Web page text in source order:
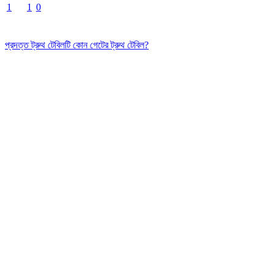
1 1 0
প্রদত্ত ট্রুথ টেবিলটি কোন গেটের ট্রুথ টেবিল?